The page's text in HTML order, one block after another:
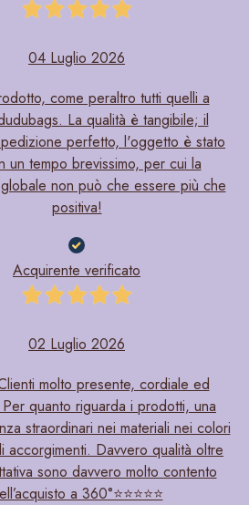
which you will find at the end
site, their purposes and the third
which to authoriseclick here.
Show details
all cookies
04 Luglio 2026
come peraltro tutti quelli a
La qualità è tangibile; il
perfetto, l'oggetto è stato
un tempo brevissimo, per cui la
non può che essere più che
positiva!
Acquirente verificato
02 Luglio 2026
molto presente, cordiale ed
quanto riguarda i prodotti, una
straordinari nei materiali nei colori
accorgimenti. Davvero qualità oltre
sono davvero molto contento
a 360°⭐️⭐️⭐️⭐️⭐️